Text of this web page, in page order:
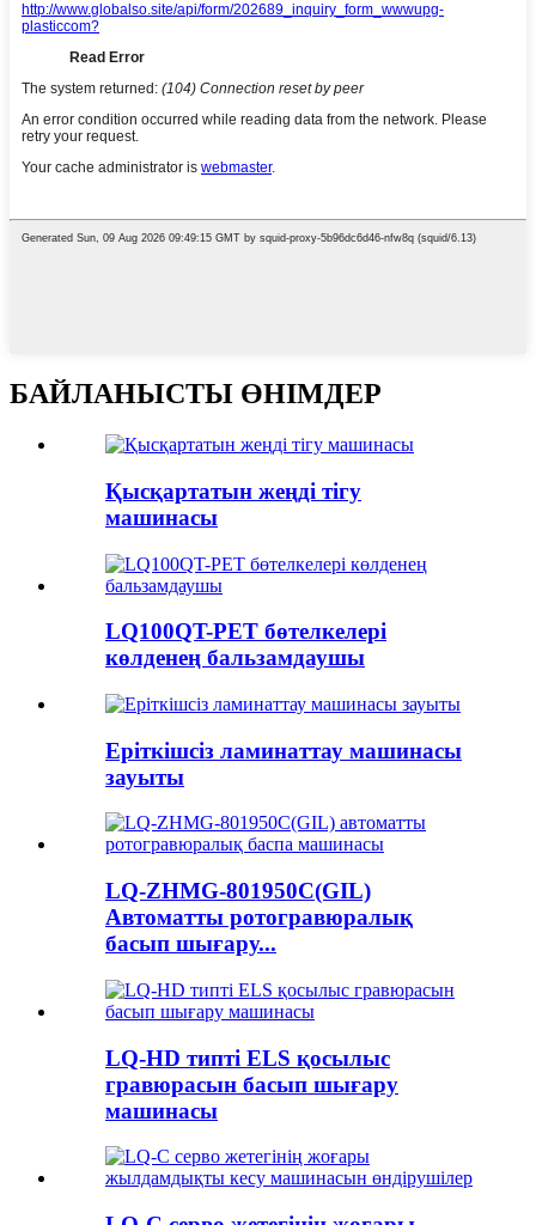
БАЙЛАНЫСТЫ ӨНІМДЕР
Қысқартатын жеңді тігу
машинасы
LQ100QT-PET бөтелкелері
көлденең бальзамдаушы
Еріткішсіз ламинаттау машинасы
зауыты
LQ-ZHMG-801950C(GIL)
Автоматты ротогравюралық
басып шығару...
LQ-HD типті ELS қосылыс
гравюрасын басып шығару
машинасы